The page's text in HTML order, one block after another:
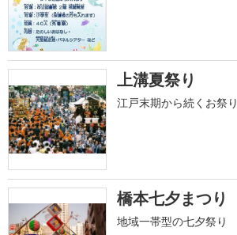
上溝夏祭り
江戸末期から続くお祭り
橋本七夕まつり
地域一帯型の七夕祭り